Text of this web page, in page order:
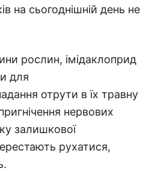
на сьогоднішній день не
рослин, імідаклоприд
для
отрути в їх травну
нервових
залишкової
рухатися,